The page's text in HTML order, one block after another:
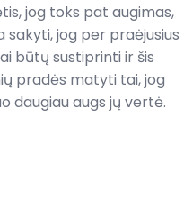
jog toks pat augimas,
jog per praėjusius
būtų sustiprinti ir šis
pradės matyti tai, jog
daugiau augs jų vertė.